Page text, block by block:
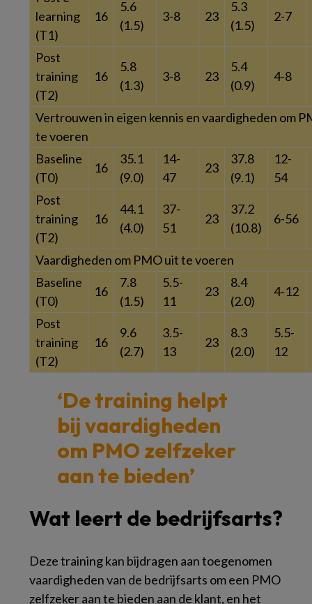
learning
(T1)
16
5.6
(1.5)
3-8 23
5.3
(1.5)
2-7
Post
training
(T2)
16
5.8
(1.3)
3-8 23
5.4
(0.9)
4-8
Vertrouwen in eigen kennis en vaardigheden om
te voeren
Baseline
(T0)
16
35.1
(9.0)
14-
47
23
37.8
(9.1)
12-
54
Post
training
(T2)
16
44.1
(4.0)
37-
51
23
37.2
(10.8)
6-56
Vaardigheden om PMO uit te voeren
Baseline
(T0)
16
7.8
(1.5)
5.5-
11
23
8.4
(2.0)
4-12
Post
training
(T2)
16
9.6
(2.7)
3.5-
13
23
8.3
(2.0)
5.5-
12
‘De training helpt
bij vaardigheden
om PMO zelfzeker
aan te bieden’
Wat leert de bedrijfsarts?
Deze training kan bijdragen aan toegenomen
vaardigheden van de bedrijfsarts om een PMO
zelfzeker aan te bieden aan de klant, en het